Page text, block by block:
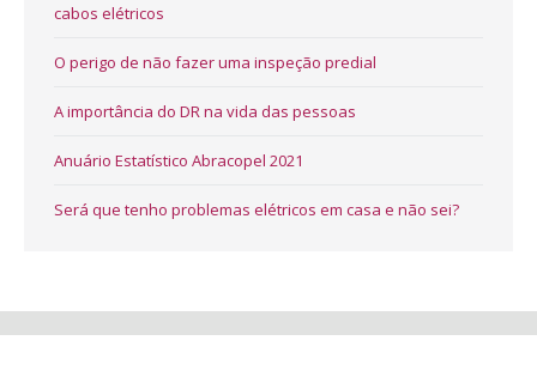
cabos elétricos
O perigo de não fazer uma inspeção predial
A importância do DR na vida das pessoas
Anuário Estatístico Abracopel 2021
Será que tenho problemas elétricos em casa e não sei?